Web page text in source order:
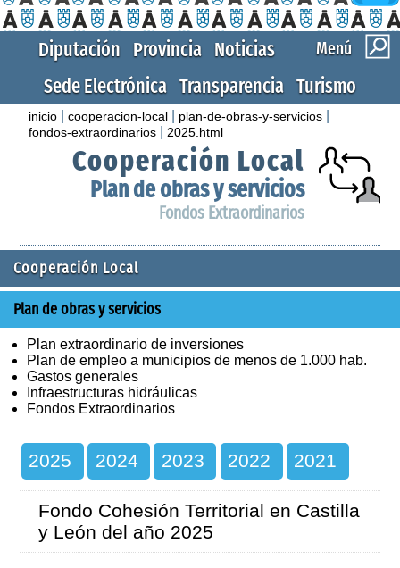
Menú
Diputación Provincia Noticias
Sede Electrónica Transparencia Turismo
inicio |cooperacion-local plan-de-obras-y-servicios
fondos-extraordinarios 2025.html
Cooperación Local
Plan de obras y servicios
Fondos Extraordinarios
Cooperación Local
Plan de obras y servicios
Plan extraordinario de inversiones
Plan de empleo a municipios de menos de 1.000 hab.
Gastos generales
Infraestructuras hidráulicas
Fondos Extraordinarios
2025 2024 2023 2022 2021
Fondo Cohesión Territorial en Castilla
y León del año 2025